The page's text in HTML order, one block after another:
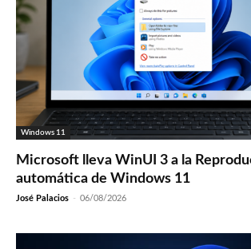
Windows 11
Microsoft lleva WinUI 3 a la
automática de Windows 11
José Palacios - 06/08/2026